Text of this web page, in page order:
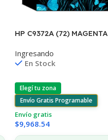
HP C9372A (72) MAGENTA
130ML UK
Ingresando
En Stock
Elegí tu zona
Envío Gratis Programable
Envío gratis
$9,968.54